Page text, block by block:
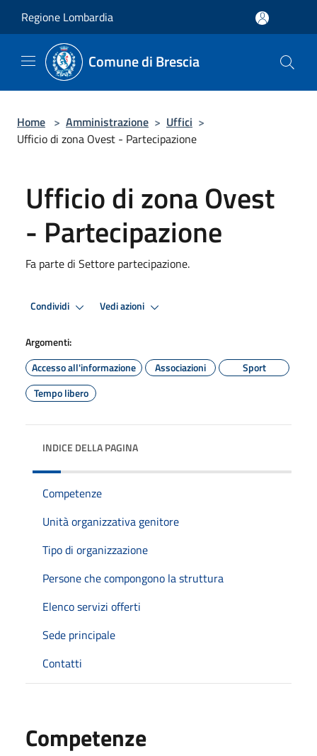
Regione Lombardia
Comune di Brescia
Home > Amministrazione > Uffici >
Ufficio di zona Ovest - Partecipazione
Ufficio di zona Ovest
- Partecipazione
Fa parte di Settore partecipazione.
Condividi Vedi azioni
Argomenti:
Accesso all'informazione
Associazioni
Sport
Tempo libero
INDICE DELLA PAGINA
Competenze
Unità organizzativa genitore
Tipo di organizzazione
Persone che compongono la struttura
Elenco servizi offerti
Sede principale
Contatti
Competenze